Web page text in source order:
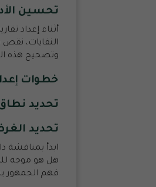
تحسين
أثناء إعداد
النفايات،
وتصحيح هذه
خطوات
تحديد
تحديد
ابدأ بمناقشة
هل هو موجه
فهم الجمهور